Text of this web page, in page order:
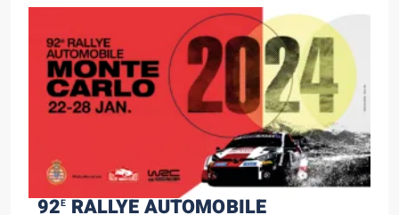
92ERALLYE AUTOMOBILE